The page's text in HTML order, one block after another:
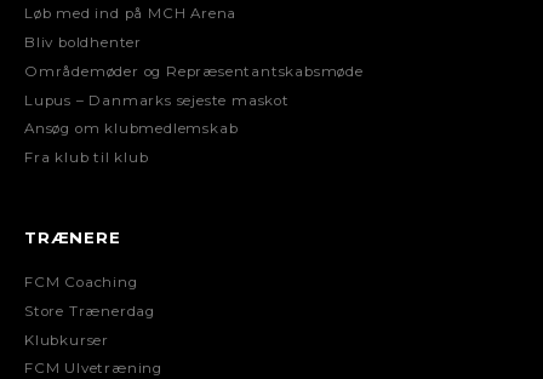
Løb med ind på MCH Arena
Bliv boldhenter
Områdemøder og Repræsentantskabsmøde
Lupus – Danmarks sejeste maskot
Ansøg om klubmedlemskab
Fra klub til klub
TRÆNERE
FCM Coaching
Store Trænerdag
Klubkurser
FCM Ulvetræning